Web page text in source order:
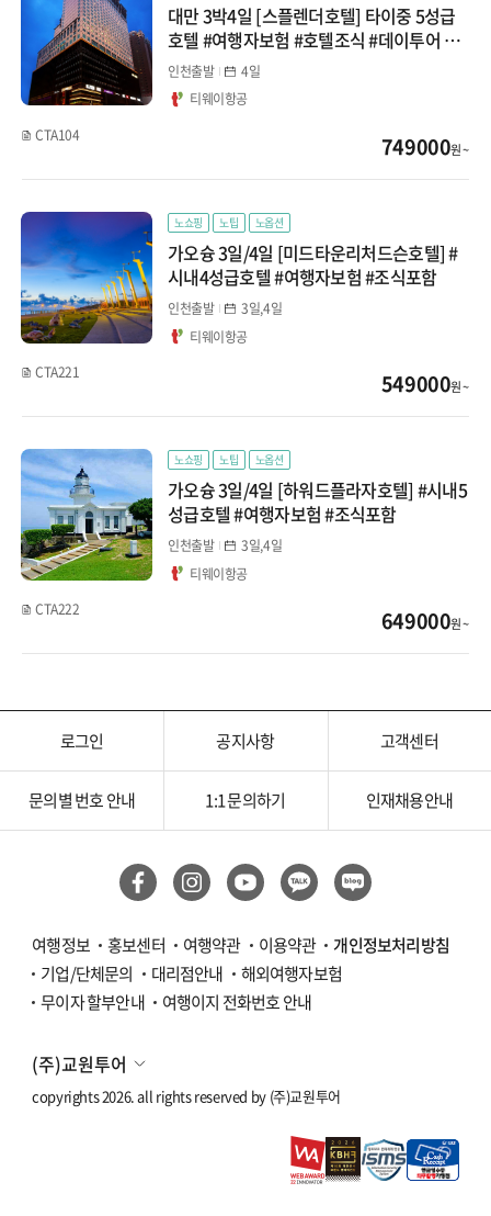
대만 3박4일 [스플렌더호텔] 타이중 5성급
호텔 #여행자보험 #호텔조식 #데이투어 신
청가능
인천출발
4일
티웨이항공
CTA104
749000원 ~
노쇼핑 노팁 노옵션
가오슝 3일/4일 [미드타운리처드슨호텔] #
시내4성급호텔 #여행자보험 #조식포함
인천출발
3일,4일
티웨이항공
CTA221
549000원 ~
노쇼핑 노팁 노옵션
가오슝 3일/4일 [하워드플라자호텔] #시내5
성급호텔 #여행자보험 #조식포함
인천출발
3일,4일
티웨이항공
CTA222
649000원 ~
로그인 공지사항 고객센터
문의별 번호 안내 1:1 문의하기 인재채용안내
여행정보 홍보센터 여행약관 이용약관
개인정보처리방침
기업/단체문의
대리점안내
해외여행자보험
무이자 할부안내
여행이지 전화번호 안내
(주)교원투어
copyrights 2026. all rights reserved by (주)교원투어